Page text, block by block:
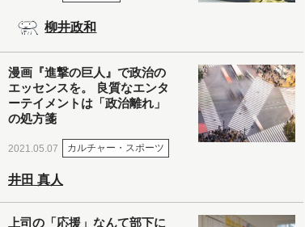
柳井政和
漫画『進撃の巨人』で政治の
エッセンスを。 良質なエンタ
ーテイメントは「政治離れ」
の処方箋
2021.05.07 カルチャー・スポーツ
井田 真人
上司の「応援」なんて部下に